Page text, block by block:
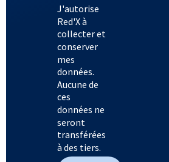
J'autorise
Red'X à
collecter et
conserver
mes
données.
Aucune de
ces
données ne
seront
transférées
à des tiers.